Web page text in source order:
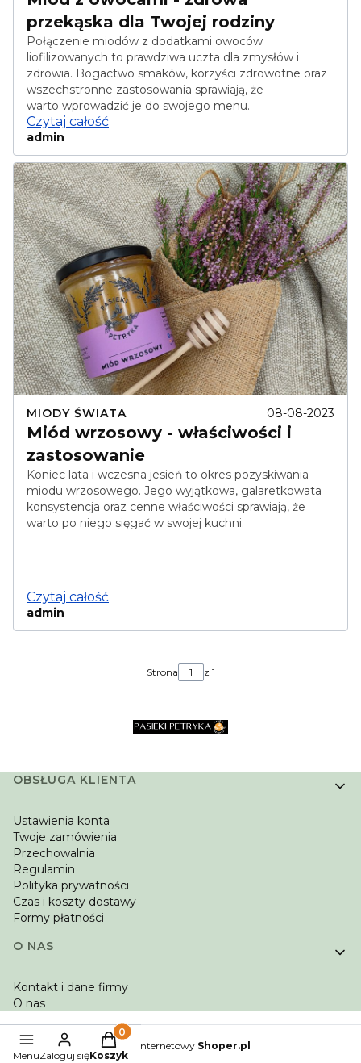
przekąska dla Twojej rodziny
Połączenie miodów z dodatkami owoców
liofilizowanych to prawdziwa uczta dla zmysłów i
zdrowia. Bogactwo smaków, korzyści zdrowotne oraz
wszechstronne zastosowania sprawiają, że
warto wprowadzić je do swojego menu.
Czytaj całość
admin
MIODY ŚWIATA 08-08-2023
Miód wrzosowy - właściwości i
zastosowanie
Koniec lata i wczesna jesień to okres pozyskiwania
miodu wrzosowego. Jego wyjątkowa, galaretkowata
konsystencja oraz cenne właściwości sprawiają, że
warto po niego sięgać w swojej kuchni.
Czytaj całość
admin
Strona z 1
Linki w stopce
OBSŁUGA KLIENTA
Ustawienia konta
Twoje zamówienia
Przechowalnia
Regulamin
Polityka prywatności
Czas i koszty dostawy
Formy płatności
O NAS
Kontakt i dane firmy
O nas
Sklep internetowy Shoper.pl
MenuZaloguj się
Produkty w koszyku: 0. Zobacz szczegóły
Koszyk